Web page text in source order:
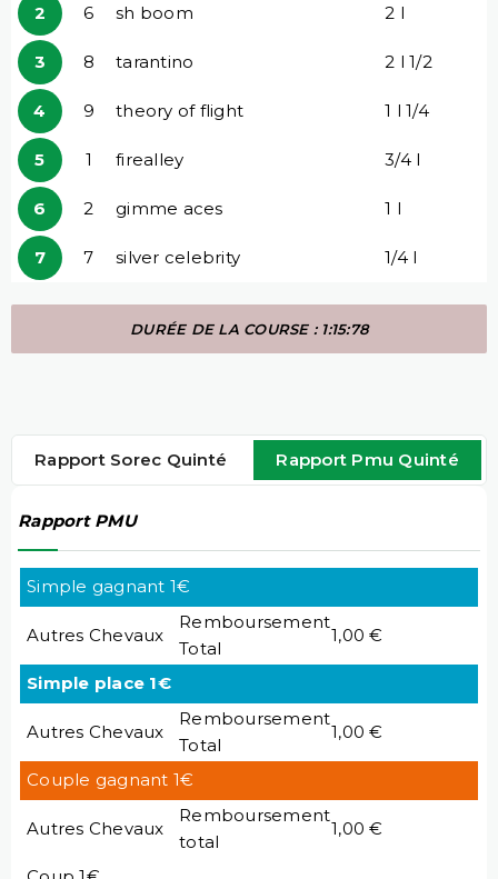
2 6 sh boom 2 l
3 8 tarantino 2 l 1/2
4 9 theory of flight 1 l 1/4
5 1 firealley 3/4 l
6 2 gimme aces 1 l
7 7 silver celebrity 1/4 l
DURÉE DE LA COURSE : 1:15:78
Rapport Sorec Quinté Rapport Pmu Quinté
Rapport PMU
Simple gagnant 1€
Autres Chevaux
Remboursement
Total
1,00 €
Simple place 1€
Autres Chevaux
Remboursement
Total
1,00 €
Couple gagnant 1€
Autres Chevaux
Remboursement
total
1,00 €